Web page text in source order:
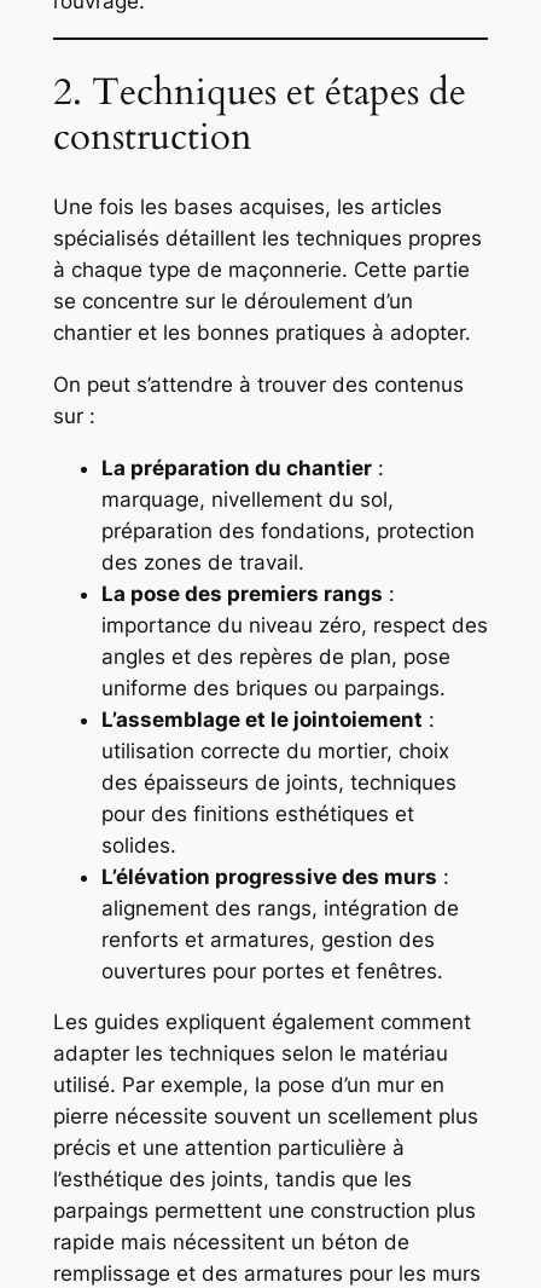
2. Techniques et étapes de
construction
Une fois les bases acquises, les articles
spécialisés détaillent les techniques propres
à chaque type de maçonnerie. Cette partie
se concentre sur le déroulement d’un
chantier et les bonnes pratiques à adopter.
On peut s’attendre à trouver des contenus
sur :
La préparation du chantier:
marquage, nivellement du sol,
préparation des fondations, protection
des zones de travail.
La pose des premiers rangs :
importance du niveau zéro, respect des
angles et des repères de plan, pose
uniforme des briques ou parpaings.
L’assemblage et le jointoiement :
utilisation correcte du mortier, choix
des épaisseurs de joints, techniques
pour des finitions esthétiques et
solides.
L’élévation progressive des murs :
alignement des rangs, intégration de
renforts et armatures, gestion des
ouvertures pour portes et fenêtres.
Les guides expliquent également comment
adapter les techniques selon le matériau
utilisé. Par exemple, la pose d’un mur en
pierre nécessite souvent un scellement plus
précis et une attention particulière à
l’esthétique des joints, tandis que les
parpaings permettent une construction plus
rapide mais nécessitent un béton de
remplissage et des armatures pour les murs